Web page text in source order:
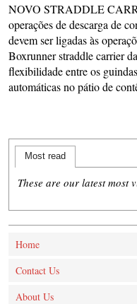
NOVO STRADDLE
operações de descarga de
devem ser ligadas às
Boxrunner straddle carrier
flexibilidade entre os
automáticas no pátio de
Most read
These are our latest most
Home
Contact Us
About Us